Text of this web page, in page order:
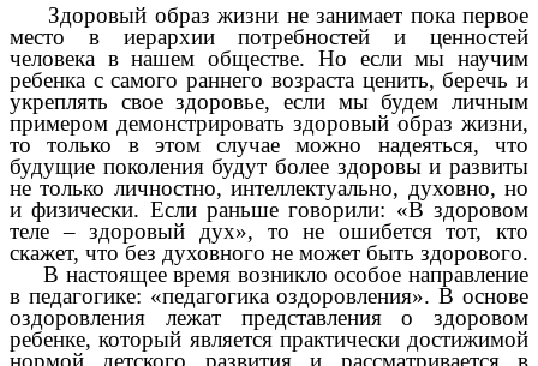
Здоровый образ жизни не занимает пока первое
место в иерархии потребностей и ценностей
человека в нашем обществе. Но если мы научим
ребенка с самого раннего возраста ценить, беречь и
укреплять свое здоровье, если мы будем личным
примером демонстрировать здоровый образ жизни,
то только в этом случае можно надеяться, что
будущие поколения будут более здоровы и развиты
не только личностно, интеллектуально, духовно, но
и физически. Если раньше говорили: «В здоровом
теле – здоровый дух», то не ошибется тот, кто
скажет, что без духовного не может быть здорового.
В настоящее время возникло особое направление
в педагогике: «педагогика оздоровления». В основе
оздоровления лежат представления о здоровом
ребенке, который является практически достижимой
нормой детского развития и рассматривается в